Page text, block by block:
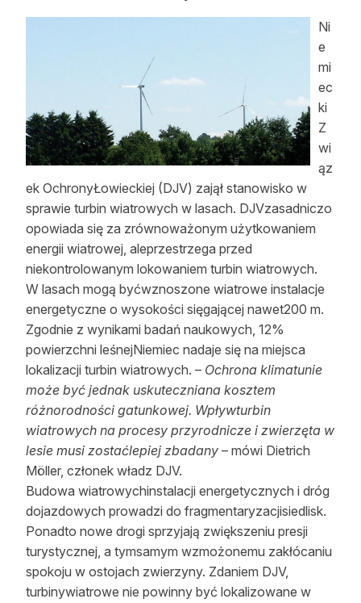
Ni
e
mi
ec
ki
Z
wi
ąz
ek OchronyŁowieckiej (DJV) zajął stanowisko w
sprawie turbin wiatrowych w lasach. DJVzasadniczo
opowiada się za zrównoważonym użytkowaniem
energii wiatrowej, aleprzestrzega przed
niekontrolowanym lokowaniem turbin wiatrowych.
W lasach mogą byćwznoszone wiatrowe instalacje
energetyczne o wysokości sięgającej nawet200 m.
Zgodnie z wynikami badań naukowych, 12%
powierzchni leśnejNiemiec nadaje się na miejsca
lokalizacji turbin wiatrowych. – Ochrona klimatunie
może być jednak uskuteczniana kosztem
różnorodności gatunkowej. Wpływturbin
wiatrowych na procesy przyrodnicze i zwierzęta w
lesie musi zostaćlepiej zbadany – mówi Dietrich
Möller, członek władz DJV.
Budowa wiatrowychinstalacji energetycznych i dróg
dojazdowych prowadzi do fragmentaryzacjisiedlisk.
Ponadto nowe drogi sprzyjają zwiększeniu presji
turystycznej, a tymsamym wzmożonemu zakłócaniu
spokoju w ostojach zwierzyny. Zdaniem DJV,
turbinywiatrowe nie powinny być lokalizowane w